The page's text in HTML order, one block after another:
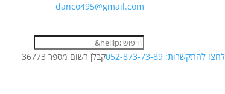
danco495@gmail.com
לחצו להתקשרות: 052-873-73-89 קבלן רשום מספר 36773